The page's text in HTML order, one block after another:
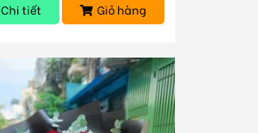
Chi tiết Giỏ hàng